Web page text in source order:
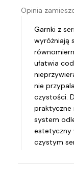
Opinia
Garnki z
wyróżniają
ułatwia
nie
czystości.
praktyczne
system
estetyczny
czystym